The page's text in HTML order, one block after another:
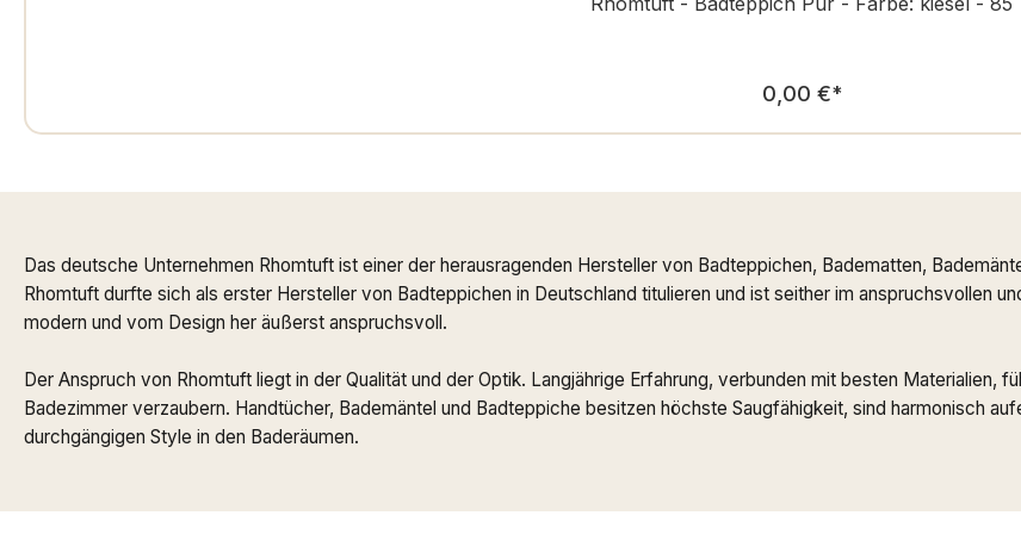
Regulärer Preis:
0,00 €*
Das deutsche Unternehmen Rhomtuft ist einer der herausragenden Hersteller von Badteppichen, Badematten,
Rhomtuft durfte sich als erster Hersteller von Badteppichen in Deutschland titulieren und ist seither im anspruchsvollen
modern und vom Design her äußerst anspruchsvoll.
Der Anspruch von Rhomtuft liegt in der Qualität und der Optik. Langjährige Erfahrung, verbunden mit besten Materialien,
Badezimmer verzaubern. Handtücher, Bademäntel und Badteppiche besitzen höchste Saugfähigkeit, sind harmonisch
durchgängigen Style in den Baderäumen.